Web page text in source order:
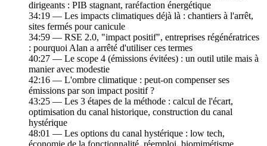
dirigeants : PIB stagnant, raréfaction énergétique
34:19 — Les impacts climatiques déjà là : chantiers à l'arrêt,
sites fermés pour canicule
34:59 — RSE 2.0, "impact positif", entreprises régénératrices
: pourquoi Alan a arrêté d'utiliser ces termes
40:27 — Le scope 4 (émissions évitées) : un outil utile mais à
manier avec modestie
42:16 — L'ombre climatique : peut-on compenser ses
émissions par son impact positif ?
43:25 — Les 3 étapes de la méthode : calcul de l'écart,
optimisation du canal historique, construction du canal
hystérique
48:01 — Les options du canal hystérique : low tech,